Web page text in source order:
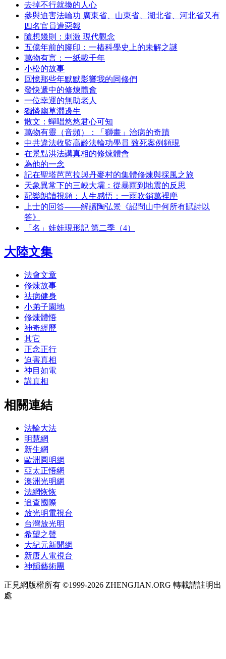
去掉不行就換的人心
參與迫害法輪功 廣東省、山東省、湖北省、河北省又有
四名官員遭惡報
隨想幾則：刺激 現代觀念
五億年前的腳印：一樁科學史上的未解之謎
萬物有言：一紙載千年
小松的故事
回憶那些年默默影響我的同修們
發快遞中的修煉體會
一位幸運的無助老人
獨憐幽草澗邊生
散文：蟬唱悠悠君心可知
萬物有靈（音頻）：「獅畫」治病的奇蹟
中共違法收監高齡法輪功學員 致死案例頻現
在景點洪法講真相的修煉體會
為他的一念
記在聖塔芭芭拉與丹麥村的集體修煉與採風之旅
天象異常下的三峽大壩：從暴雨到地震的反思
配樂朗讀視頻：人生感悟：一雨吹銷萬裡塵
上士的回答——解讀陶弘景《詔問山中何所有賦詩以
答》
「名」娃娃現形記 第二季（4）
大陸文集
法會文章
修煉故事
祛病健身
小弟子園地
修煉體悟
神奇經歷
其它
正念正行
迫害真相
神目如電
講真相
相關連結
法輪大法
明慧網
新生網
歐洲圓明網
亞太正悟網
澳洲光明網
法網恢恢
追查國際
放光明電視台
台灣放光明
希望之聲
大紀元新聞網
新唐人電視台
神韻藝術團
正見網版權所有 ©1999-2026 ZHENGJIAN.ORG 轉載請註明出
處